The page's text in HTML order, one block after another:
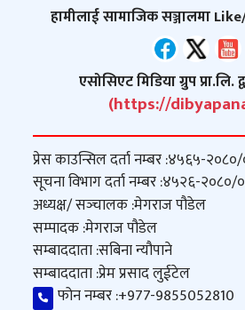
हामीलाई सामाजिक सञ्जालमा
एसोसिएट मिडिया ग्रुप प्रा.लि.
(https://
प्रेस काउन्सिल दर्ता नम्बर :४५६५-२०८०/
सूचना विभाग दर्ता नम्बर :४५२६-२०८०/
अध्यक्ष/ सञ्‍चालक :मेगराज पौडेल
सम्पादक :मेगराज पौडेल
सम्बाददाता :सबिना न्यौपाने
सम्बाददाता :प्रेम प्रसाद लुईटेल
फोन नम्बर :+977-9855052810